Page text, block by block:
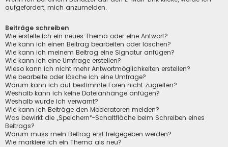
aufgefordert, mich anzumelden.
Beiträge schreiben
Wie erstelle ich ein neues Thema oder eine Antwort?
Wie kann ich einen Beitrag bearbeiten oder löschen?
Wie kann ich meinem Beitrag eine Signatur anfügen?
Wie kann ich eine Umfrage erstellen?
Wieso kann ich nicht mehr Antwortmöglichkeiten erstellen?
Wie bearbeite oder lösche ich eine Umfrage?
Warum kann ich auf bestimmte Foren nicht zugreifen?
Weshalb kann ich keine Dateianhänge anfügen?
Weshalb wurde ich verwarnt?
Wie kann ich Beiträge den Moderatoren melden?
Was bewirkt die „Speichern“-Schaltfläche beim Schreiben eines
Beitrags?
Warum muss mein Beitrag erst freigegeben werden?
Wie markiere ich ein Thema als neu?